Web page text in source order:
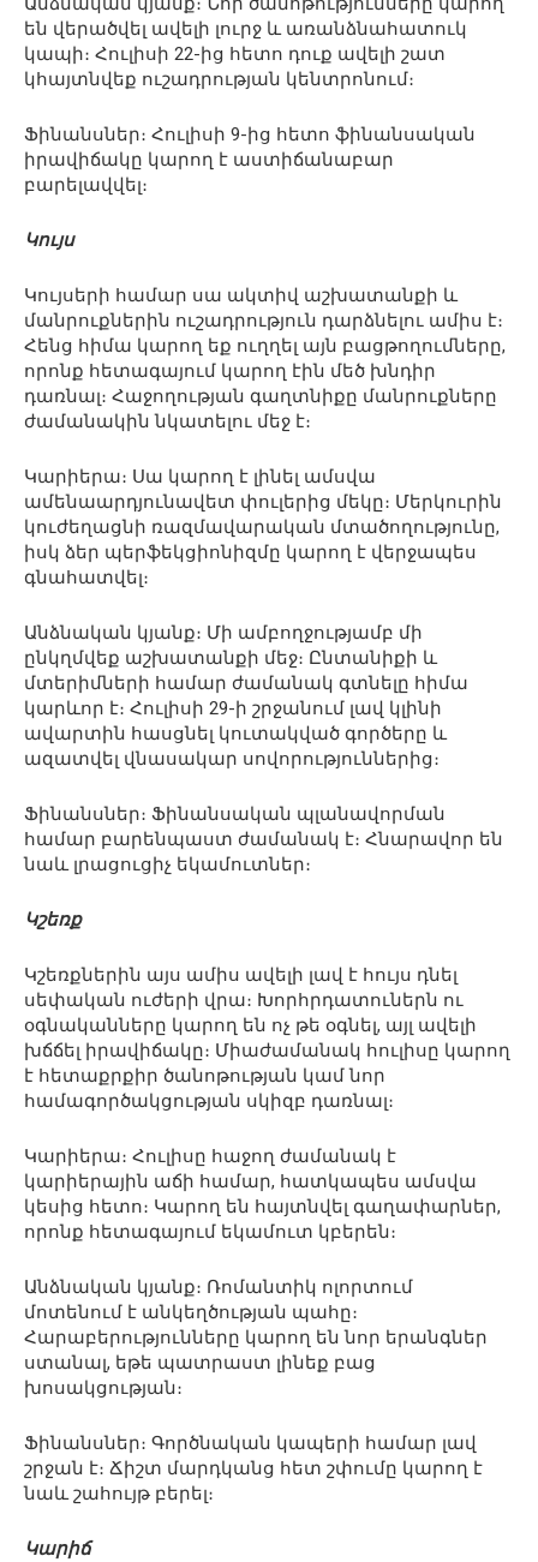
են վերածվել ավելի լուրջ և առանձնահատուկ
կապի։ Հուլիսի 22-ից հետո դուք ավելի շատ
կհայտնվեք ուշադրության կենտրոնում։
Ֆինանսներ։ Հուլիսի 9-ից հետո ֆինանսական
իրավիճակը կարող է աստիճանաբար
բարելավվել։
Կույս
Կույսերի համար սա ակտիվ աշխատանքի և
մանրուքներին ուշադրություն դարձնելու ամիս է։
Հենց հիմա կարող եք ուղղել այն բացթողումները,
որոնք հետագայում կարող էին մեծ խնդիր
դառնալ։ Հաջողության գաղտնիքը մանրուքները
ժամանակին նկատելու մեջ է։
Կարիերա։ Սա կարող է լինել ամսվա
ամենաարդյունավետ փուլերից մեկը։ Մերկուրին
կուժեղացնի ռազմավարական մտածողությունը,
իսկ ձեր պերֆեկցիոնիզմը կարող է վերջապես
գնահատվել։
Անձնական կյանք։ Մի ամբողջությամբ մի
ընկղմվեք աշխատանքի մեջ։ Ընտանիքի և
մտերիմների համար ժամանակ գտնելը հիմա
կարևոր է։ Հուլիսի 29-ի շրջանում լավ կլինի
ավարտին հասցնել կուտակված գործերը և
ազատվել վնասակար սովորություններից։
Ֆինանսներ։ Ֆինանսական պլանավորման
համար բարենպաստ ժամանակ է։ Հնարավոր են
նաև լրացուցիչ եկամուտներ։
Կշեռք
Կշեռքներին այս ամիս ավելի լավ է հույս դնել
սեփական ուժերի վրա։ Խորհրդատուներն ու
օգնականները կարող են ոչ թե օգնել, այլ ավելի
խճճել իրավիճակը։ Միաժամանակ հուլիսը կարող
է հետաքրքիր ծանոթության կամ նոր
համագործակցության սկիզբ դառնալ։
Կարիերա։ Հուլիսը հաջող ժամանակ է
կարիերային աճի համար, հատկապես ամսվա
կեսից հետո։ Կարող են հայտնվել գաղափարներ,
որոնք հետագայում եկամուտ կբերեն։
Անձնական կյանք։ Ռոմանտիկ ոլորտում
մոտենում է անկեղծության պահը։
Հարաբերությունները կարող են նոր երանգներ
ստանալ, եթե պատրաստ լինեք բաց
խոսակցության։
Ֆինանսներ։ Գործնական կապերի համար լավ
շրջան է։ Ճիշտ մարդկանց հետ շփումը կարող է
նաև շահույթ բերել։
Կարիճ